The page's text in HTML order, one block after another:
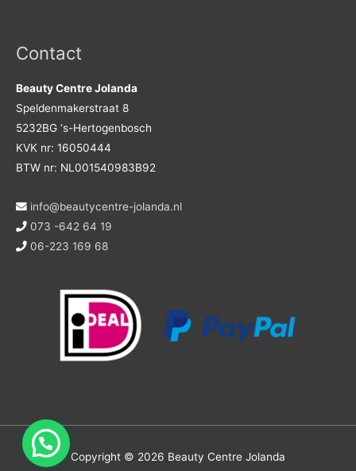
Contact
Beauty Centre Jolanda
Speldenmakerstraat 8
5232BG ‘s-Hertogenbosch
KVK nr: 16050444
BTW nr: NL001540983B92
info@beautycentre-jolanda.nl
073 -642 64 19
06-223 169 68
Copyright © 2026 Beauty Centre Jolanda